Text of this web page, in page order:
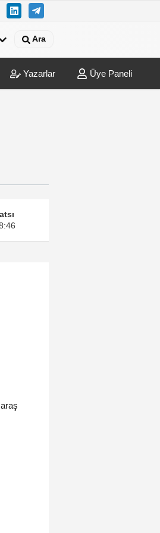
Ara
Yazarlar Üye Paneli